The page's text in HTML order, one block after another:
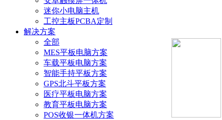
迷你小电脑主机
工控主板PCBA定制
解决方案
全部
MES平板电脑方案
车载平板电脑方案
智能手持平板方案
GPS北斗平板方案
医疗平板电脑方案
教育平板电脑方案
POS收银一体机方案